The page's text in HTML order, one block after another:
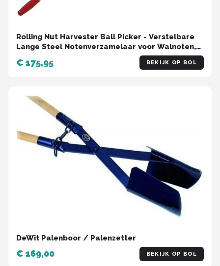
Rolling Nut Harvester Ball Picker - Verstelbare
Lange Steel Notenverzamelaar voor Walnoten,
Pecannoten, Kastanjes - Handig Outdoor
Gereedschap met Roller
€ 175,95 BEKIJK OP BOL
DeWit Palenboor / Palenzetter
€ 169,00 BEKIJK OP BOL